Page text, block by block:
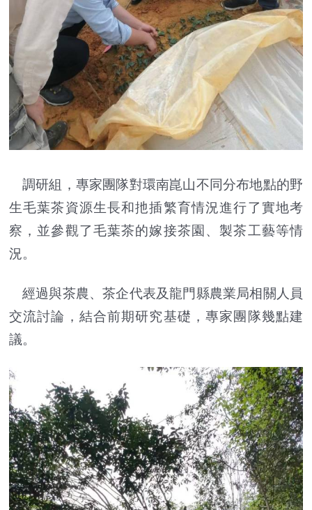
調研組，專家團隊對環南崑山不同分布地點的野
生毛葉茶資源生長和扡插繁育情況進行了實地考
察，並參觀了毛葉茶的嫁接茶園、製茶工藝等情
況。
經過與茶農、茶企代表及龍門縣農業局相關人員
交流討論，結合前期研究基礎，專家團隊幾點建
議。